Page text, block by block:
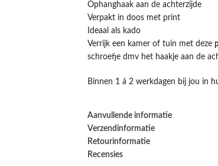
Ophanghaak aan de achterzijde
Verpakt in doos met print
Ideaal als kado
Verrijk een kamer of tuin met deze
schroefje dmv het haakje aan de
Binnen 1 á 2 werkdagen bij jou in
Aanvullende informatie
Verzendinformatie
Retourinformatie
Recensies